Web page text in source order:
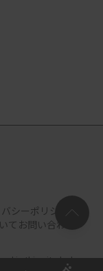
シーポリシー
て お問い合わせ
in this site belong